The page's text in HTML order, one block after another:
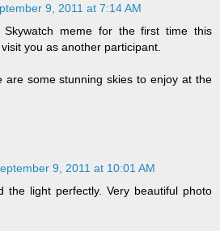
9, 2011 at 7:14 AM
meme for the first time this
you as another participant.
are some stunning skies to enjoy at the
9, 2011 at 10:01 AM
the light perfectly. Very beautiful photo